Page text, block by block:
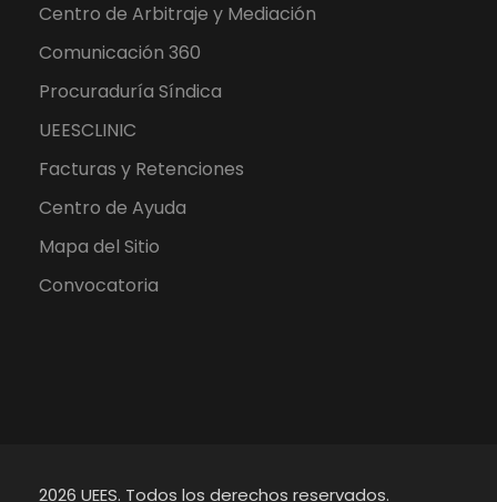
Centro de Arbitraje y Mediación
Comunicación 360
Procuraduría Síndica
UEESCLINIC
Facturas y Retenciones
Centro de Ayuda
Mapa del Sitio
Convocatoria
2026 UEES. Todos los derechos reservados.